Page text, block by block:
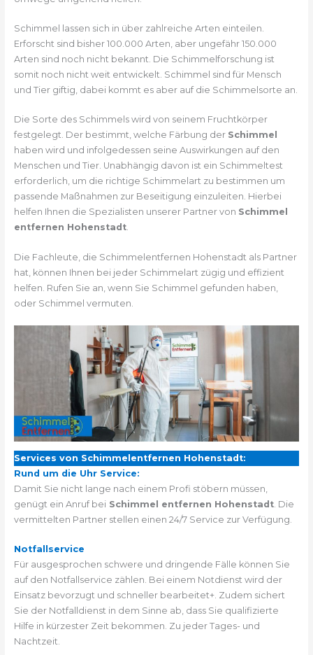
Schimmel lassen sich in über zahlreiche Arten einteilen.
Erforscht sind bisher 100.000 Arten, aber ungefähr 150.000
Arten sind noch nicht bekannt. Die Schimmelforschung ist
somit noch nicht weit entwickelt. Schimmel sind für Mensch
und Tier giftig, dabei kommt es aber auf die Schimmelsorte an.
Die Sorte des Schimmels wird von seinem Fruchtkörper
festgelegt. Der bestimmt, welche Färbung der Schimmel
haben wird und infolgedessen seine Auswirkungen auf den
Menschen und Tier. Unabhängig davon ist ein Schimmeltest
erforderlich, um die richtige Schimmelart zu bestimmen um
passende Maßnahmen zur Beseitigung einzuleiten. Hierbei
helfen Ihnen die Spezialisten unserer Partner von Schimmel
entfernen Hohenstadt.
Die Fachleute, die Schimmelentfernen Hohenstadt als Partner
hat, können Ihnen bei jeder Schimmelart zügig und effizient
helfen. Rufen Sie an, wenn Sie Schimmel gefunden haben,
oder Schimmel vermuten.
Services von Schimmelentfernen Hohenstadt:
Rund um die Uhr Service:
Damit Sie nicht lange nach einem Profi stöbern müssen,
genügt ein Anruf bei Schimmel entfernen Hohenstadt. Die
vermittelten Partner stellen einen 24/7 Service zur Verfügung.
Notfallservice
Für ausgesprochen schwere und dringende Fälle können Sie
auf den Notfallservice zählen. Bei einem Notdienst wird der
Einsatz bevorzugt und schneller bearbeitet+. Zudem sichert
Sie der Notfalldienst in dem Sinne ab, dass Sie qualifizierte
Hilfe in kürzester Zeit bekommen. Zu jeder Tages- und
Nachtzeit.